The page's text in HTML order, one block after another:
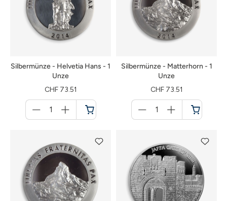
Silbermünze - Helvetia Hans - 1
Unze
CHF 73.51
für
Warenkorb
Silbermünze - Matterhorn - 1
Unze
CHF 73.51
für
Warenkorb